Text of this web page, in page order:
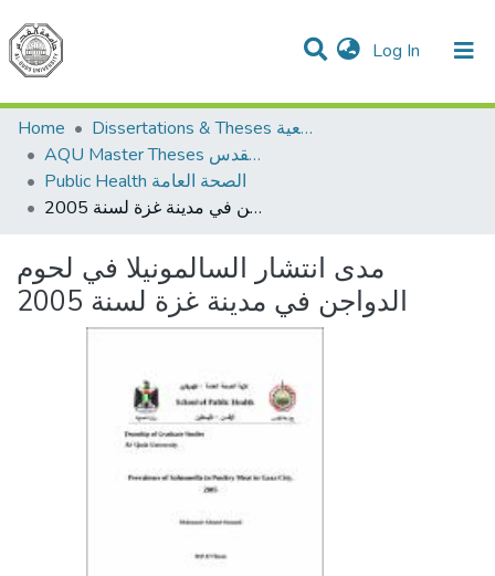
Log In (current)
Communities & Collections
All of DSpace
Home
Dissertations & Theses الرسائل الجامعية
AQU Master Theses الرسائل الجامعية الخاصة بجامعة القدس
Public Health الصحة العامة
مدى انتشار السالمونيلا في لحوم الدواجن في مدينة غزة لسنة 2005
مدى انتشار السالمونيلا في لحوم
الدواجن في مدينة غزة لسنة 2005